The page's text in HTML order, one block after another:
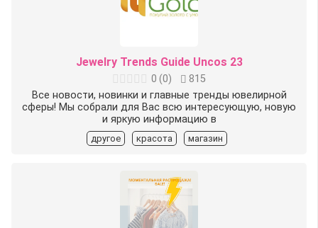
Jewelry Trends Guide Uncos 23
0 (0)
815
Все новости, новинки и главные тренды ювелирной
сферы! Мы собрали для Вас всю интересующую, новую
и яркую информацию в
другое красота магазин